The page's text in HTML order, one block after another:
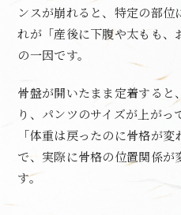
ンスが崩れると、特定の部
れが「産後に下腹や太もも、
の一因です。
骨盤が開いたまま定着すると
り、パンツのサイズが上がっ
「体重は戻ったのに骨格が
で、実際に骨格の位置関係が
す。